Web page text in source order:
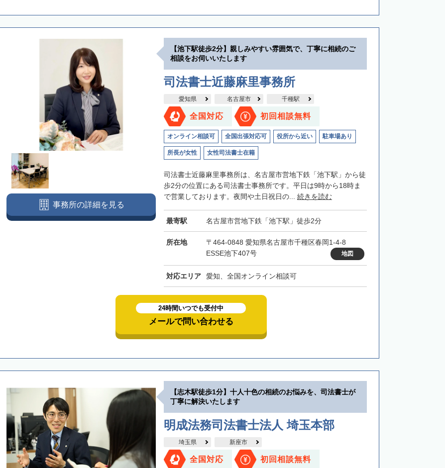
【池下駅徒歩2分】親しみやすい雰囲気で、丁寧に相続のご
相談をお伺いいたします
司法書士近藤麻里事務所
愛知県 名古屋市 千種駅
全国対応 初回相談無料
オンライン相談可 全国出張対応可 役所から近い 駐車場あり
所長が女性 女性司法書士在籍
司法書士近藤麻里事務所は、名古屋市営地下鉄「池下駅」から徒
歩2分の位置にある司法書士事務所です。平日は9時から18時ま
で営業しております。夜間や土日祝日の... 続きを読む
最寄駅 名古屋市営地下鉄「池下駅」徒歩2分
所在地
〒464-0848 愛知県名古屋市千種区春岡1-4-8
ESSE池下407号
地図
対応エリア 愛知、全国オンライン相談可
事務所の詳細を見る
24時間いつでも受付中
メールで問い合わせる
【志木駅徒歩1分】十人十色の相続のお悩みを、司法書士が
丁寧に解決いたします
明成法務司法書士法人 埼玉本部
埼玉県 新座市
全国対応 初回相談無料